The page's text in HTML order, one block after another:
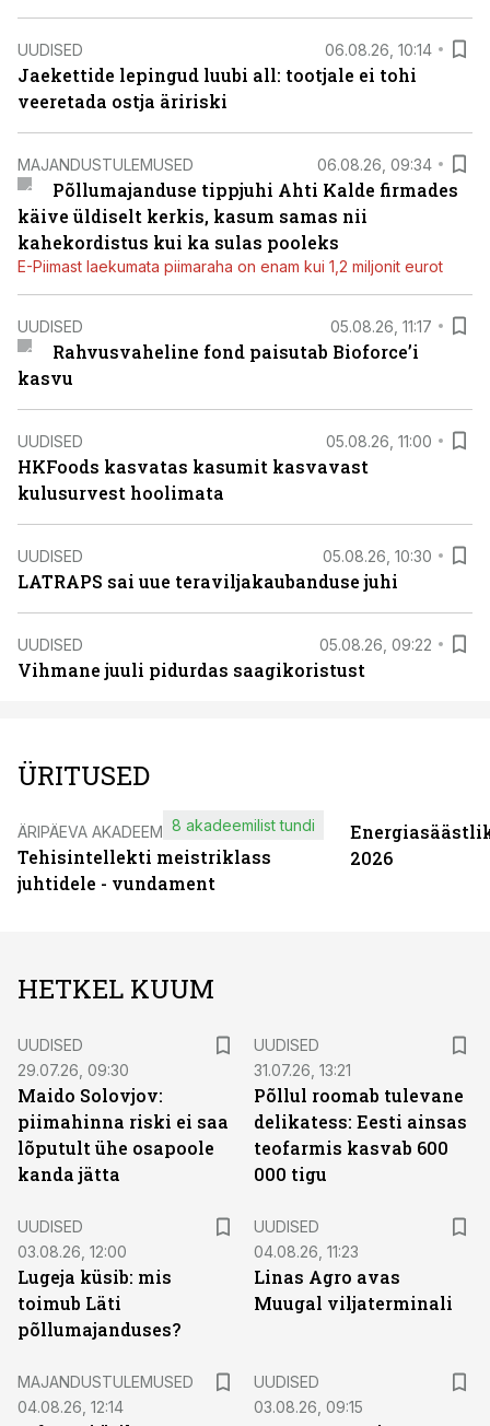
UUDISED 06.08.26, 10:14
Jaekettide lepingud luubi all: tootjale ei tohi
veeretada ostja äririski
MAJANDUSTULEMUSED 06.08.26, 09:34
Põllumajanduse tippjuhi Ahti Kalde firmades
käive üldiselt kerkis, kasum samas nii
kahekordistus kui ka sulas pooleks
E-Piimast laekumata piimaraha on enam kui 1,2 miljonit eurot
UUDISED 05.08.26, 11:17
Rahvusvaheline fond paisutab Bioforce’i
kasvu
UUDISED 05.08.26, 11:00
HKFoods kasvatas kasumit kasvavast
kulusurvest hoolimata
UUDISED 05.08.26, 10:30
LATRAPS sai uue teraviljakaubanduse juhi
UUDISED 05.08.26, 09:22
Vihmane juuli pidurdas saagikoristust
ÜRITUSED
ÄRIPÄEVA AKADEEMIA
Tehisintellekti meistriklass
juhtidele - vundament
8 akadeemilist tundi
2026
HETKEL KUUM
UUDISED
29.07.26, 09:30
Maido Solovjov:
piimahinna riski ei saa
lõputult ühe osapoole
kanda jätta
UUDISED
31.07.26, 13:21
Põllul roomab tulevane
delikatess: Eesti ainsas
teofarmis kasvab 600
000 tigu
UUDISED
03.08.26, 12:00
Lugeja küsib: mis
toimub Läti
põllumajanduses?
UUDISED
04.08.26, 11:23
Linas Agro avas
Muugal viljaterminali
MAJANDUSTULEMUSED
04.08.26, 12:14
UUDISED
03.08.26, 09:15